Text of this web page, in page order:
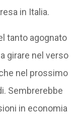
in Italia.
tanto agognato
girare nel verso
nel prossimo
Sembrerebbe
in economia